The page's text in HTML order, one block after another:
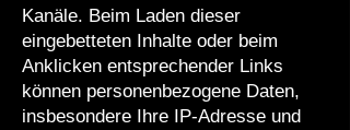
Kanäle. Beim Laden dieser
eingebetteten Inhalte oder beim
Anklicken entsprechender Links
können personenbezogene Daten,
insbesondere Ihre IP-Adresse und